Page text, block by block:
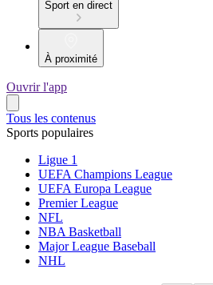
Sport en direct
À proximité
Ouvrir l'app
Tous les contenus
Sports populaires
Ligue 1
UEFA Champions League
UEFA Europa League
Premier League
NFL
NBA Basketball
Major League Baseball
NHL